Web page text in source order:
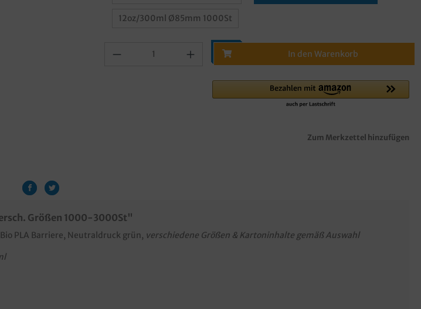
12oz/300ml Ø85mm 1000St
In den Warenkorb
Zum Merkzettel hinzufügen
Größen 1000-3000St"
PLA Barriere, Neutraldruck grün, verschiedene Größen & Kartoninhalte gemäß Auswahl